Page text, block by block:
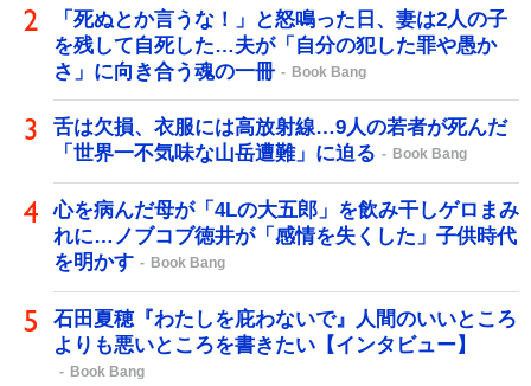
「死ぬとか言うな！」と怒鳴った日、妻は2人の子
を残して自死した…夫が「自分の犯した罪や愚か
さ」に向き合う魂の一冊
Book Bang
舌は欠損、衣服には高放射線…9人の若者が死んだ
「世界一不気味な山岳遭難」に迫る
Book Bang
心を病んだ母が「4Lの大五郎」を飲み干しゲロまみ
れに…ノブコブ徳井が「感情を失くした」子供時代
を明かす
Book Bang
石田夏穂『わたしを庇わないで』人間のいいところ
よりも悪いところを書きたい【インタビュー】
Book Bang